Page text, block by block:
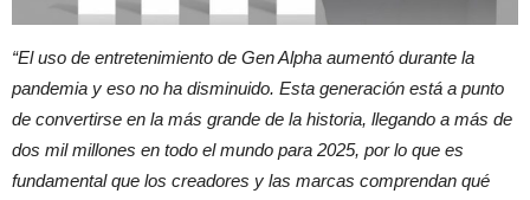
“El uso de entretenimiento de Gen Alpha aumentó durante la
pandemia y eso no ha disminuido. Esta generación está a punto
de convertirse en la más grande de la historia, llegando a más de
dos mil millones en todo el mundo para 2025, por lo que es
fundamental que los creadores y las marcas comprendan qué